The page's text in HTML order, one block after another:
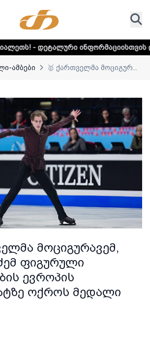
ინფორმაციისთვის დააკლიკეთ
ამბები 🥇 ქართველმა მოციგურ...
მოციგურავემ,
ფიგურული
ევროპის
ოქროს მედალი